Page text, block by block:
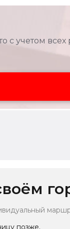
с учетом всех
позже.